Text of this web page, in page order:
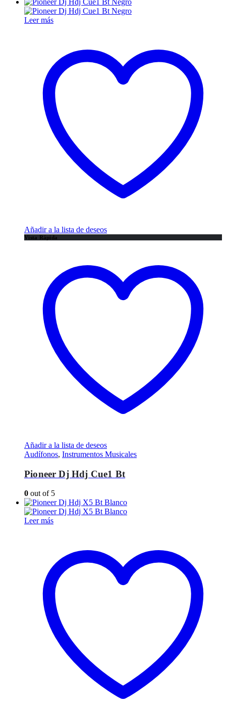
Leer más
Añadir a la lista de deseos
Vista Rápida
Añadir a la lista de deseos
Audífonos, Instrumentos Musicales
Pioneer Dj Hdj Cue1 Bt
0 out of 5
Leer más